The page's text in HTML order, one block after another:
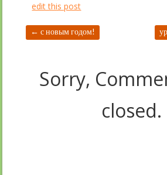
edit this post
← с новым годом!
Sorry,
closed.